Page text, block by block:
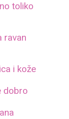
toliko
ravan
i kože
dobro